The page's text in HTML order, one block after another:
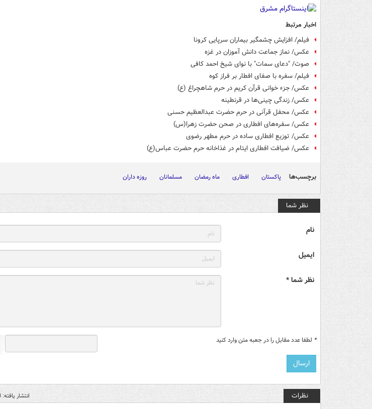
اخبار مرتبط
فیلم/ افزایش چشمگیر بیماران سرپایی کرونا
عکس/ نماز جماعت دانش آموزان در غزه
صوت/ "دعای سمات" با نوای شیخ احمد کافی
فیلم/ سفره‌ با صفای افطار بر فراز کوه‌
عکس/ جزء خوانی قرآن کریم در حرم شاهچراغ (ع)
عکس/ زندگی چینی‌ها در قرنطینه
عکس/ محفل قرآنی در حرم حضرت عبدالعظیم حسنی
عکس/ سفره‌های افطاری در صحن حضرت زهرا(س)
عکس/ توزیع افطاری ساده در حرم مطهر رضوی
عکس/ ضیافت افطاری ایتام در غذاخانه حرم حضرت عباس(ع)
برچسب‌ها پاکستان افطاری ماه رمضان مسلمانان روزه داران
نظر شما
نام
ایمیل
نظر شما *
* لطفا عدد مقابل را در جعبه متن وارد کنید
نظرات انتشار یافته: 3